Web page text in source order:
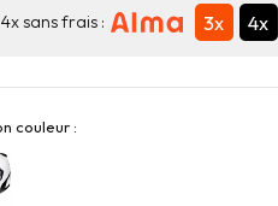
sans frais : 3x 4x
couleur :